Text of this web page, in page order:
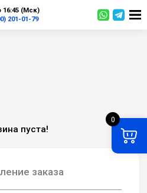
16:45 (Мск)
201-01-79
0
пуста!
заказа